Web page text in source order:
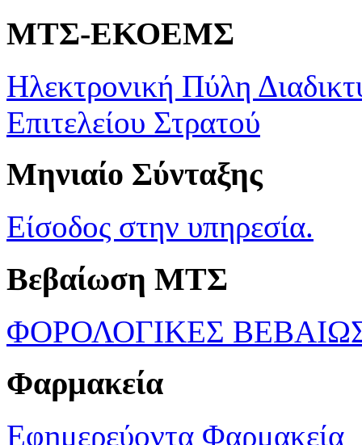
ΜΤΣ-ΕΚΟΕΜΣ
Ηλεκτρονική Πύλη
Επιτελείου Στρατού
Μηνιαίο Σύνταξης
Είσοδος στην υπηρεσία.
Βεβαίωση ΜΤΣ
ΦΟΡΟΛΟΓΙΚΕΣ
Φαρμακεία
Εφημερεύοντα Φαρμακεία